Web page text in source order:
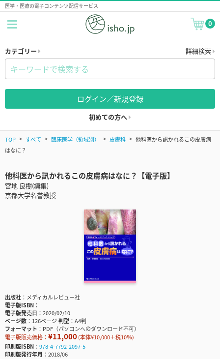
医学・医療の電子コンテンツ配信サービス
0
カテゴリー 詳細検索
ログイン／新規登録
初めての方へ
TOP すべて 臨床医学（領域別） 皮膚科
他科医から訊かれるこの皮膚病
はなに？
他科医から訊かれるこの皮膚病はなに？【電子版】
宮地 良樹(編集)
京都大学名誉教授
出版社
メディカルレビュー社
電子版ISBN
電子版発売日
2020/02/10
ページ数
126ページ判型
A4判
フォーマット
PDF（パソコンへのダウンロード不可）
電子版販売価格： ¥11,000(本体¥10,000＋税10％)
印刷版ISBN
978-4-7792-2097-5
印刷版発行年月
2018/06